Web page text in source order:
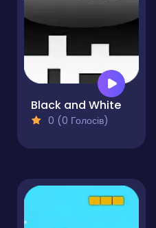
Black and White
0 (0 Голосів)